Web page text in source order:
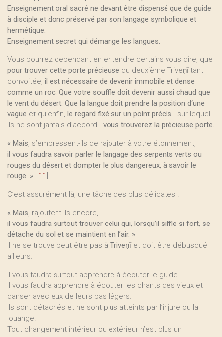
Enseignement oral sacré ne devant être dispensé que de guide
à disciple et donc préservé par son langage symbolique et
hermétique.
Enseignement secret qui démange les langues.
Vous pourrez cependant en entendre certains vous dire, que
pour trouver cette porte précieuse du deuxième Triveṇī tant
convoitée, il est nécessaire de devenir immobile et dense
comme un roc. Que votre souffle doit devenir aussi chaud que
le vent du désert. Que la langue doit prendre la position d‘une
vague et qu’enfin, le regard fixé sur un point précis - sur lequel
ils ne sont jamais d’accord - vous trouverez la précieuse porte.
« Mais, s’empressent-ils de rajouter à votre étonnement,
il vous faudra savoir parler le langage des serpents verts ou
rouges du désert et dompter le plus dangereux, à savoir le
rouge. »
11
C’est assurément là, une tâche des plus délicates !
« Mais, rajoutent-ils encore,
il vous faudra surtout trouver celui qui, lorsqu’il siffle si fort, se
détache du sol et se maintient en l’air. »
Il ne se trouve peut être pas à Triveṇīet doit être débusqué
ailleurs.
Il vous faudra surtout apprendre à écouter le guide.
Il vous faudra apprendre à écouter les chants des vieux et
danser avec eux de leurs pas légers.
Ils sont détachés et ne sont plus atteints par l’injure ou la
louange.
Tout changement intérieur ou extérieur n’est plus un